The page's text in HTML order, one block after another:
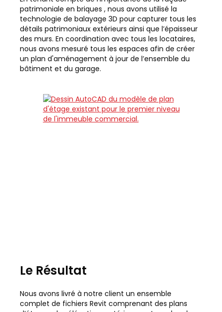
patrimoniale en briques , nous avons utilisé la
technologie de balayage 3D pour capturer tous les
détails patrimoniaux extérieurs ainsi que l’épaisseur
des murs. En coordination avec tous les locataires,
nous avons mesuré tous les espaces afin de créer
un plan d'aménagement à jour de l’ensemble du
bâtiment et du garage.
Le Résultat
Nous avons livré à notre client un ensemble
complet de fichiers Revit comprenant des plans